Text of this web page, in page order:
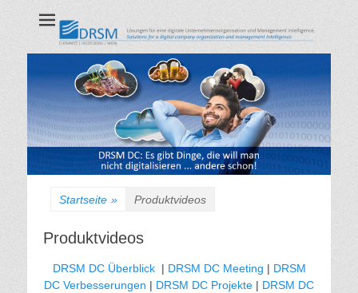
DRSM GmbH
CHEMNITZ | HEIDELBERG | WIEN
Startseite » Produktvideos
Produktvideos
DRSM DC Überblick | DRSM DC Meeting | DRSM
DC Verbesserungen | DRSM DC Projekte | DRSM DC